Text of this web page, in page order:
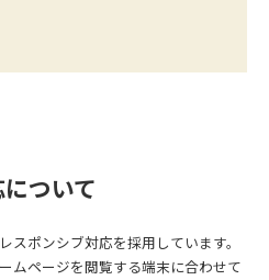
ついて
スポンシブ対応を採用しています。
ムページを閲覧する端末に合わせて